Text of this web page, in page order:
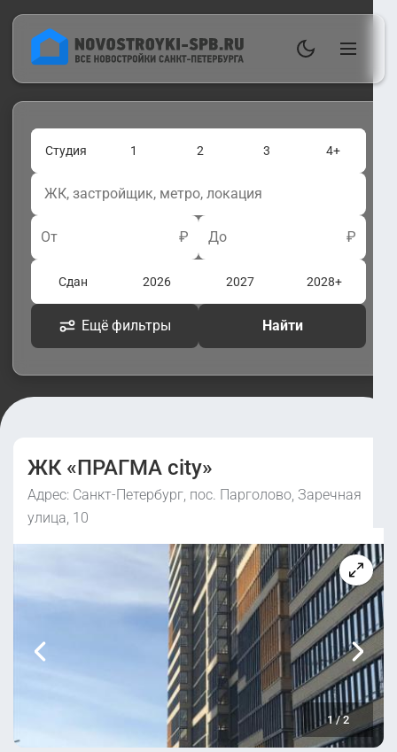
Студия 1 2 3 4+
От ₽ До ₽
Сдан 2026 2027 2028+
Ещё фильтры Найти
ЖК «ПРАГМА city»
Адрес: Санкт-Петербург, пос. Парголово, Заречная
улица, 10
1/2